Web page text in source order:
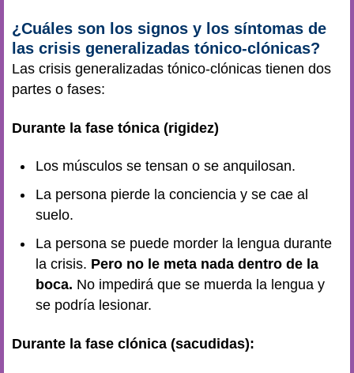
¿Cuáles son los signos y los síntomas de
las crisis generalizadas tónico-clónicas?
Las crisis generalizadas tónico-clónicas tienen dos
partes o fases:
Durante la fase tónica (rigidez)
Los músculos se tensan o se anquilosan.
La persona pierde la conciencia y se cae al
suelo.
La persona se puede morder la lengua durante
la crisis. Pero no le meta nada dentro de la
boca. No impedirá que se muerda la lengua y
se podría lesionar.
Durante la fase clónica (sacudidas):